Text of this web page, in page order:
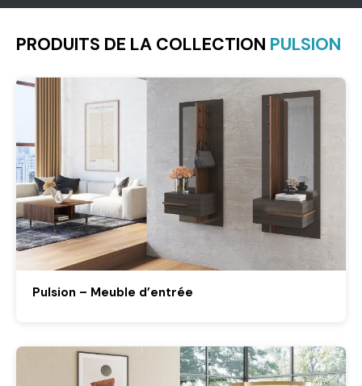
PRODUITS DE LA COLLECTION PULSION
Pulsion – Meuble d’entrée